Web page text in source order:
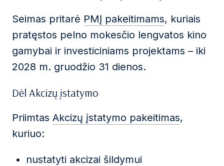
Seimas pritarė PMĮ pakeitimams, kuriais
pratęstos pelno mokesčio lengvatos kino
gamybai ir investiciniams projektams – iki
2028 m. gruodžio 31 dienos.
Dėl Akcizų įstatymo
Priimtas Akcizų įstatymo pakeitimas,
kuriuo:
nustatyti akcizai šildymui